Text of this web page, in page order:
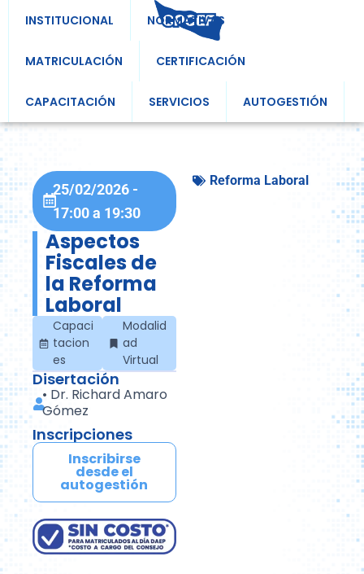
INSTITUCIONAL NORMATIVAS
MATRICULACIÓN CERTIFICACIÓN
CAPACITACIÓN SERVICIOS AUTOGESTIÓN
25/02/2026 -
17:00a 19:30
Aspectos
Fiscales de
la Reforma
Laboral
Capaci
tacion
es
Modalid
ad
Virtual
Disertación
• Dr. Richard Amaro
Gómez
Inscripciones
Inscribirse
desde el
autogestión
Reforma Laboral